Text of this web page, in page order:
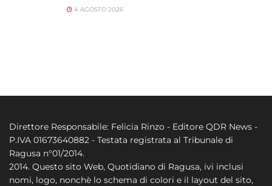
4 AGOSTO 2026
Direttore Responsabile: Felicia Rinzo - Editore QDR News -
P.IVA 01673640882 - Testata registrata al Tribunale di
Ragusa n°01/2014.
2014. Questo sito Web, Quotidiano di Ragusa, ivi inclusi
nomi, logo, nonchè lo schema di colori e il layout del sito,